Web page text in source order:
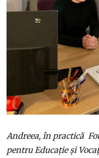
Andreea, în practică
pentru Educație și